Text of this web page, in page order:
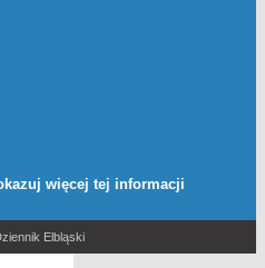
więcej tej informacji
Elbląski